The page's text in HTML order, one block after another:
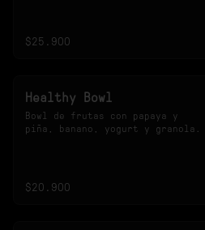
$25.900
Healthy Bowl
Bowl de frutas con papaya y
piña, banano, yogurt y granola.
$20.900